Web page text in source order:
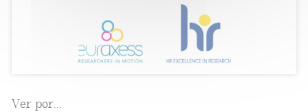
Ver por...